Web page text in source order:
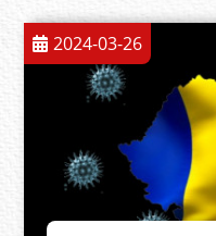
2024-03-26